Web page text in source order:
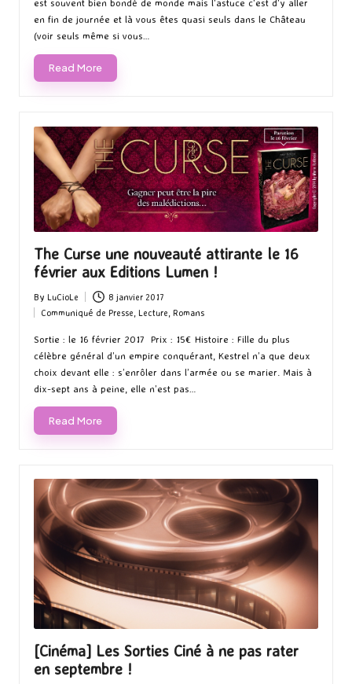
est souvent bien bondé de monde mais l'astuce c'est d'y aller
en fin de journée et là vous êtes quasi seuls dans le Château
(voir seuls même si vous…
Read More
The Curse une nouveauté attirante le 16
février aux Editions Lumen !
Posted
by
By LuCioLe 8 janvier 2017
Posted
Communiqué de Presse Lecture Romans
Sortie : le 16 février 2017 Prix : 15€ Histoire : Fille du plus
célèbre général d’un empire conquérant, Kestrel n’a que deux
choix devant elle : s’enrôler dans l’armée ou se marier. Mais à
dix-sept ans à peine, elle n’est pas…
Read More
[Cinéma] Les Sorties Ciné à ne pas rater
en septembre !